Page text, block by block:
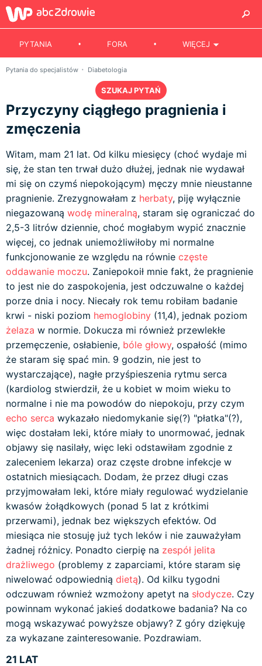
PYTANIA FORA WIĘCEJ
Pytania do specjalistów Diabetologia
SZUKAJ PYTAŃ
Przyczyny ciągłego pragnienia i
zmęczenia
Witam, mam 21 lat. Od kilku miesięcy (choć wydaje mi
się, że stan ten trwał dużo dłużej, jednak nie wydawał
mi się on czymś niepokojącym) męczy mnie nieustanne
pragnienie. Zrezygnowałam z herbaty, piję wyłącznie
niegazowaną wodę mineralną, staram się ograniczać do
2,5-3 litrów dziennie, choć mogłabym wypić znacznie
więcej, co jednak uniemożliwiłoby mi normalne
funkcjonowanie ze względu na równie częste
oddawanie moczu. Zaniepokoił mnie fakt, że pragnienie
to jest nie do zaspokojenia, jest odczuwalne o każdej
porze dnia i nocy. Niecały rok temu robiłam badanie
krwi - niski poziom hemoglobiny (11,4), jednak poziom
żelaza w normie. Dokucza mi również przewlekłe
przemęczenie, osłabienie, bóle głowy, ospałość (mimo
że staram się spać min. 9 godzin, nie jest to
wystarczające), nagłe przyśpieszenia rytmu serca
(kardiolog stwierdził, że u kobiet w moim wieku to
normalne i nie ma powodów do niepokoju, przy czym
echo serca wykazało niedomykanie się(?) "płatka"(?),
więc dostałam leki, które miały to unormować, jednak
objawy się nasilały, więc leki odstawiłam zgodnie z
zaleceniem lekarza) oraz częste drobne infekcje w
ostatnich miesiącach. Dodam, że przez długi czas
przyjmowałam leki, które miały regulować wydzielanie
kwasów żołądkowych (ponad 5 lat z krótkimi
przerwami), jednak bez większych efektów. Od
miesiąca nie stosuję już tych leków i nie zauważyłam
żadnej różnicy. Ponadto cierpię na zespół jelita
drażliwego (problemy z zaparciami, które staram się
niwelować odpowiednią dietą). Od kilku tygodni
odczuwam również wzmożony apetyt na słodycze. Czy
powinnam wykonać jakieś dodatkowe badania? Na co
mogą wskazywać powyższe objawy? Z góry dziękuję
za wykazane zainteresowanie. Pozdrawiam.
21 LAT